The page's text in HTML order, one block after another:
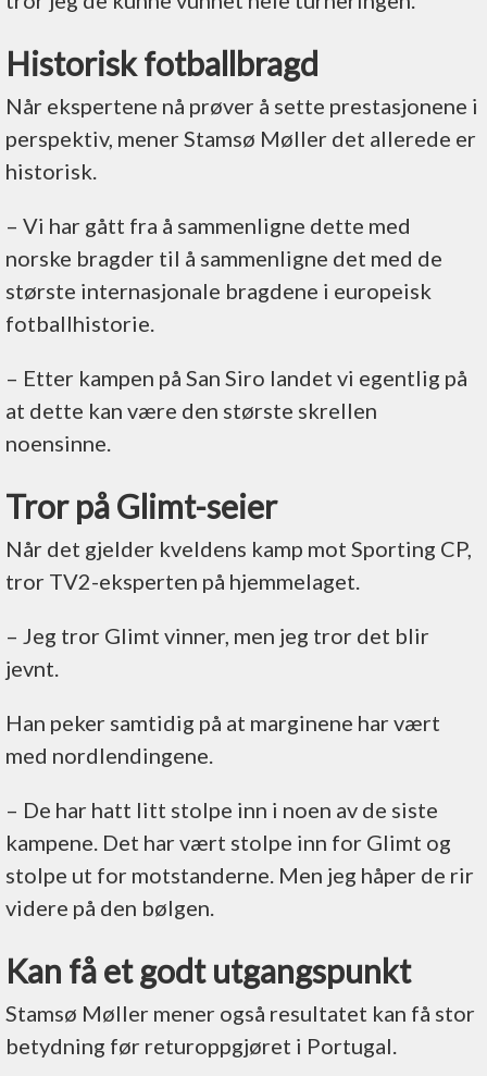
Historisk fotballbragd
Når ekspertene nå prøver å sette prestasjonene i
perspektiv, mener Stamsø Møller det allerede er
historisk.
– Vi har gått fra å sammenligne dette med
norske bragder til å sammenligne det med de
største internasjonale bragdene i europeisk
fotballhistorie.
– Etter kampen på San Siro landet vi egentlig på
at dette kan være den største skrellen
noensinne.
Tror på Glimt-seier
Når det gjelder kveldens kamp mot Sporting CP,
tror TV2-eksperten på hjemmelaget.
– Jeg tror Glimt vinner, men jeg tror det blir
jevnt.
Han peker samtidig på at marginene har vært
med nordlendingene.
– De har hatt litt stolpe inn i noen av de siste
kampene. Det har vært stolpe inn for Glimt og
stolpe ut for motstanderne. Men jeg håper de rir
videre på den bølgen.
Kan få et godt utgangspunkt
Stamsø Møller mener også resultatet kan få stor
betydning før returoppgjøret i Portugal.